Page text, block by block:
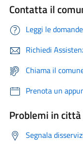
Contatta il
Leggi le
Richiedi
Chiama il
Prenota un
Problemi in città
Segnala